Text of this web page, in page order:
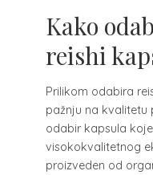
Kako
reishi
Prilikom odabira
pažnju na kvalitetu
odabir kapsula
visokokvalitetnog
proizveden od